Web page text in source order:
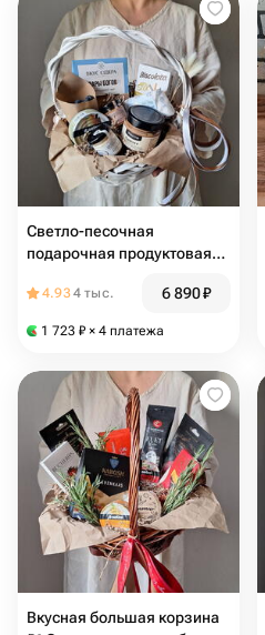
Светло-песочная
подарочная продуктовая
голубика и песочно-
4.934 тыс. 6 890₽
1 723 ₽ × 4 платежа
Вкусная большая корзина